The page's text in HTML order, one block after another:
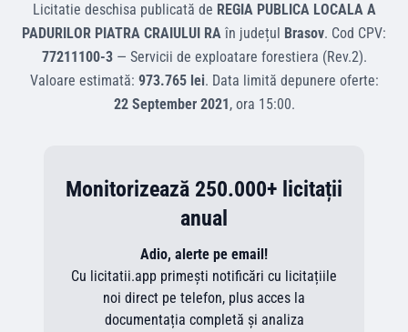
Licitatie deschisa publicată de REGIA PUBLICA LOCALA A
PADURILOR PIATRA CRAIULUI RA în județul Brasov. Cod CPV:
77211100-3— Servicii de exploatare forestiera (Rev.2).
Valoare estimată: 973.765 lei. Data limită depunere oferte:
22 September 2021, ora 15:00.
Monitorizează 250.000+ licitații
anual
Adio, alerte pe email!
Cu licitatii.app primești notificări cu licitațiile
noi direct pe telefon, plus acces la
documentația completă și analiza